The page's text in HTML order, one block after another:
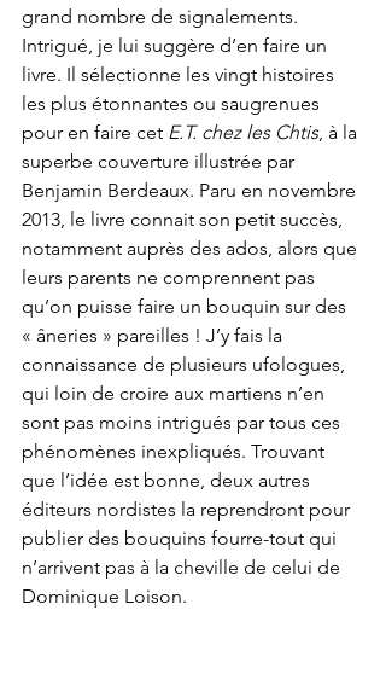
grand nombre de signalements.
Intrigué, je lui suggère d’en faire un
livre. Il sélectionne les vingt histoires
les plus étonnantes ou saugrenues
pour en faire cet E.T. chez les Chtis, à la
superbe couverture illustrée par
Benjamin Berdeaux. Paru en novembre
2013, le livre connait son petit succès,
notamment auprès des ados, alors que
leurs parents ne comprennent pas
qu’on puisse faire un bouquin sur des
« âneries » pareilles ! J’y fais la
connaissance de plusieurs ufologues,
qui loin de croire aux martiens n’en
sont pas moins intrigués par tous ces
phénomènes inexpliqués. Trouvant
que l’idée est bonne, deux autres
éditeurs nordistes la reprendront pour
publier des bouquins fourre-tout qui
n’arrivent pas à la cheville de celui de
Dominique Loison.